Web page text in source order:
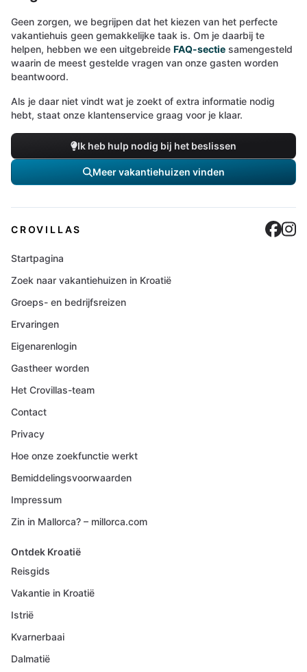
Geen zorgen, we begrijpen dat het kiezen van het perfecte
vakantiehuis geen gemakkelijke taak is. Om je daarbij te
helpen, hebben we een uitgebreide FAQ-sectie samengesteld
waarin de meest gestelde vragen van onze gasten worden
beantwoord.
Als je daar niet vindt wat je zoekt of extra informatie nodig
hebt, staat onze klantenservice graag voor je klaar.
Ik heb hulp nodig bij het beslissen
Meer vakantiehuizen vinden
CROVILLAS
Startpagina
Zoek naar vakantiehuizen in Kroatië
Groeps- en bedrijfsreizen
Ervaringen
Eigenarenlogin
Gastheer worden
Het Crovillas-team
Contact
Privacy
Hoe onze zoekfunctie werkt
Bemiddelingsvoorwaarden
Impressum
Zin in Mallorca? – millorca.com
Ontdek Kroatië
Reisgids
Vakantie in Kroatië
Istrië
Kvarnerbaai
Dalmatië